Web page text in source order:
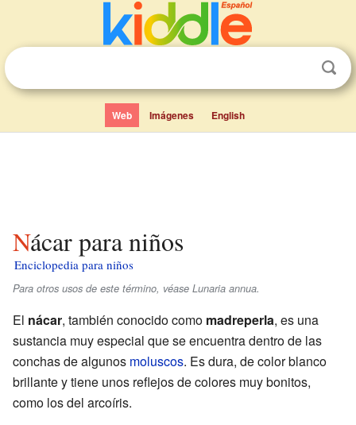
Web Imágenes English
Nácar para niños
Enciclopedia para niños
Para otros usos de este término, véase Lunaria annua.
El nácar, también conocido como madreperla, es una
sustancia muy especial que se encuentra dentro de las
conchas de algunos moluscos. Es dura, de color blanco
brillante y tiene unos reflejos de colores muy bonitos,
como los del arcoíris.